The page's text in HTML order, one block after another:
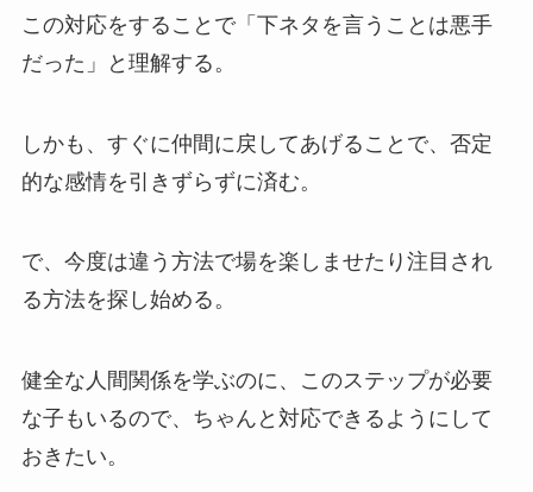
この対応をすることで「下ネタを言うことは悪手
だった」と理解する。
しかも、すぐに仲間に戻してあげることで、否定
的な感情を引きずらずに済む。
で、今度は違う方法で場を楽しませたり注目され
る方法を探し始める。
健全な人間関係を学ぶのに、このステップが必要
な子もいるので、ちゃんと対応できるようにして
おきたい。